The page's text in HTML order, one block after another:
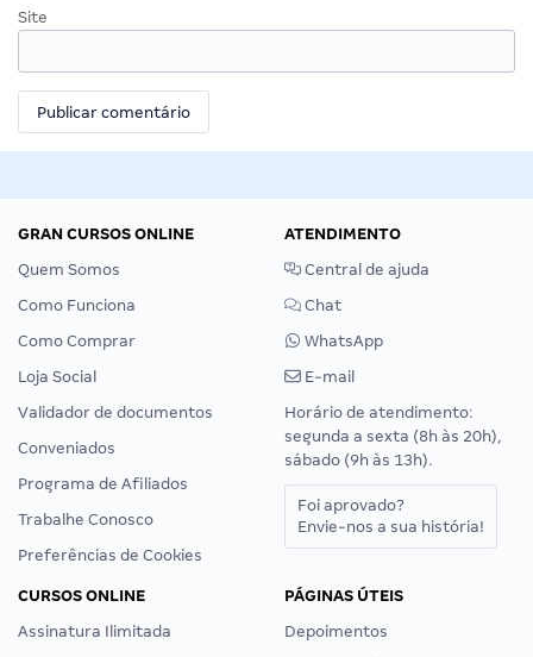
Site
GRAN CURSOS ONLINE
Quem Somos
Como Funciona
Como Comprar
Loja Social
Validador de documentos
Conveniados
Programa de Afiliados
Trabalhe Conosco
Preferências de Cookies
ATENDIMENTO
Central de ajuda
Chat
WhatsApp
E-mail
Horário de atendimento:
segunda a sexta (8h às 20h),
sábado (9h às 13h).
Foi aprovado?
Envie-nos a sua história!
CURSOS ONLINE
Assinatura Ilimitada
PÁGINAS ÚTEIS
Depoimentos